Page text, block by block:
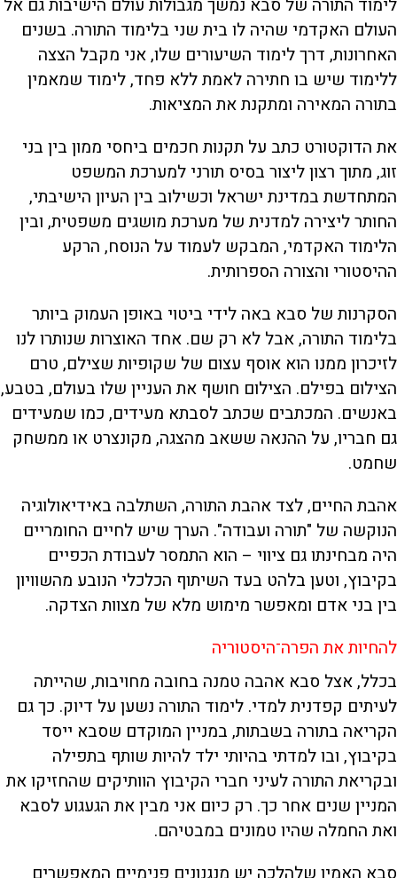
לימוד התורה של סבא נמשך מגבולות עולם הישיבות גם אל
העולם האקדמי שהיה לו בית שני בלימוד התורה. בשנים
האחרונות, דרך לימוד השיעורים שלו, אני מקבל הצצה
ללימוד שיש בו חתירה לאמת ללא פחד, לימוד שמאמין
בתורה המאירה ומתקנת את המציאות.
את הדוקטורט כתב על תקנות חכמים ביחסי ממון בין בני
זוג, מתוך רצון ליצור בסיס תורני למערכת המשפט
המתחדשת במדינת ישראל וכשילוב בין העיון הישיבתי,
החותר ליצירה למדנית של מערכת מושגים משפטית, ובין
הלימוד האקדמי, המבקש לעמוד על הנוסח, הרקע
ההיסטורי והצורה הספרותית.
הסקרנות של סבא באה לידי ביטוי באופן העמוק ביותר
בלימוד התורה, אבל לא רק שם. אחד האוצרות שנותרו לנו
לזיכרון ממנו הוא אוסף עצום של שקופיות שצילם, טרם
הצילום בפילם. הצילום חושף את העניין שלו בעולם, בטבע,
באנשים. המכתבים שכתב לסבתא מעידים, כמו שמעידים
גם חבריו, על ההנאה ששאב מהצגה, מקונצרט או ממשחק
שחמט.
אהבת החיים, לצד אהבת התורה, השתלבה באידיאולוגיה
הנוקשה של "תורה ועבודה". הערך שיש לחיים החומריים
היה מבחינתו גם ציווי – הוא התמסר לעבודת הכפיים
בקיבוץ, וטען בלהט בעד השיתוף הכלכלי הנובע מהשוויון
בין בני אדם ומאפשר מימוש מלא של מצוות הצדקה.
להחיות את הפרה־היסטוריה
בכלל, אצל סבא אהבה טמנה בחובה מחויבות, שהייתה
לעיתים קפדנית למדי. לימוד התורה נשען על דיוק. כך גם
הקריאה בתורה בשבתות, במניין המוקדם שסבא ייסד
בקיבוץ, ובו למדתי בהיותי ילד להיות שותף בתפילה
ובקריאת התורה לעיני חברי הקיבוץ הוותיקים שהחזיקו את
המניין שנים אחר כך. רק כיום אני מבין את הגעגוע לסבא
ואת החמלה שהיו טמונים במבטיהם.